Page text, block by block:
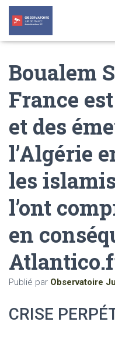
Boualem
France
et des
l’Algérie
les
l’ont
en
Publié par Observatoire
CRISE